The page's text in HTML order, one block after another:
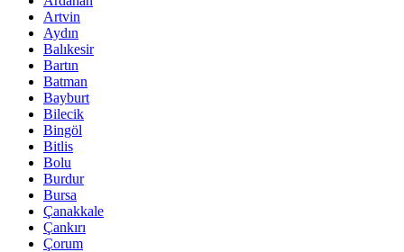
Artvin
Aydın
Balıkesir
Bartın
Batman
Bayburt
Bilecik
Bingöl
Bitlis
Bolu
Burdur
Bursa
Çanakkale
Çankırı
Çorum